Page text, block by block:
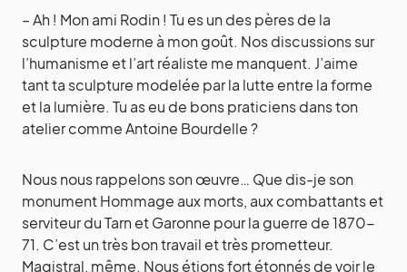
– Ah ! Mon ami Rodin ! Tu es un des pères de la
sculpture moderne à mon goût. Nos discussions sur
l’humanisme et l’art réaliste me manquent. J’aime
tant ta sculpture modelée par la lutte entre la forme
et la lumière. Tu as eu de bons praticiens dans ton
atelier comme Antoine Bourdelle ?
Nous nous rappelons son œuvre… Que dis-je son
monument Hommage aux morts, aux combattants et
serviteur du Tarn et Garonne pour la guerre de 1870-
71. C’est un très bon travail et très prometteur.
Magistral, même. Nous étions fort étonnés de voir le